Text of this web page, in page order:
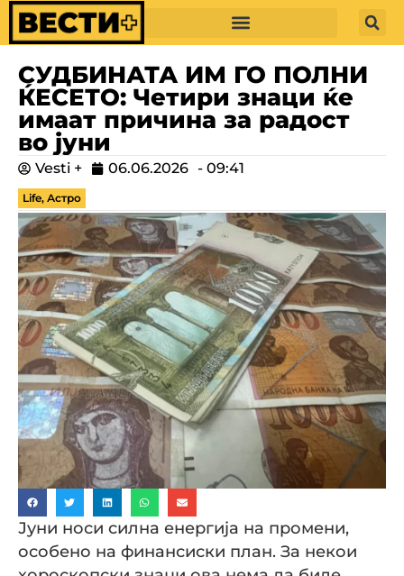
СУДБИНАТА ИМ ГО ПОЛНИ
ЌЕСЕТО: Четири знаци ќе
имаат причина за радост
во јуни
Vesti + 06.06.2026 - 09:41
Life, Астро
Јуни носи силна енергија на промени,
особено на финансиски план. За некои